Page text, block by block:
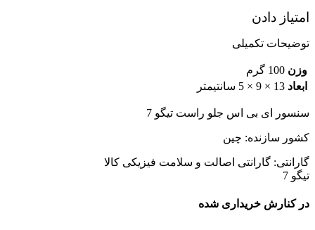
امتیاز دادن
توضیحات تکمیلی
وزن 100 گرم
ابعاد 13 × 9 × 5 سانتیمتر
سنسور ای بی اس جلو راست تیگو 7
کشور سازنده: چین
گارانتی: گارانتی اصالت و سلامت فیزیکی کالا
تیگو 7
در کنارش خریداری شده